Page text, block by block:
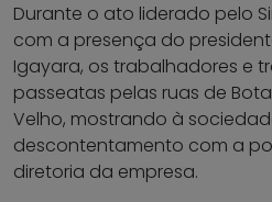
Durante o ato liderado pelo
com a presença do
Igayara, os trabalhadores e
passeatas pelas ruas de
Velho, mostrando à
descontentamento com a
diretoria da empresa.